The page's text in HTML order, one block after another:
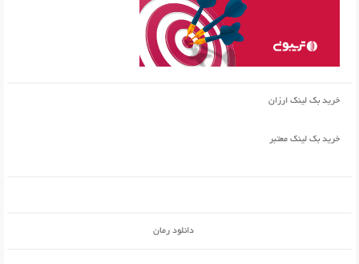
خرید بک لینک ارزان
خرید بک لینک معتبر
دانلود رمان